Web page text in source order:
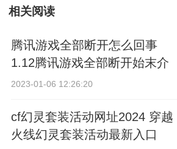
Steam2022
年度大奖名单
相关阅读
腾讯游戏全部断开怎么回事
1.12腾讯游戏全部断开始末介
绍
2023-01-06 12:26:20
cf幻灵套装活动网址2024 穿越
火线幻灵套装活动最新入口